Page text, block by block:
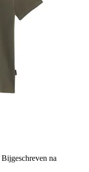
Bijgeschreven na